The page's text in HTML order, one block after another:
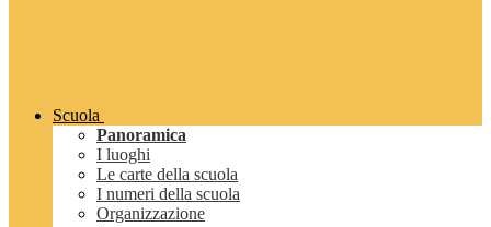
Scuola
Panoramica
I luoghi
Le carte della scuola
I numeri della scuola
Organizzazione